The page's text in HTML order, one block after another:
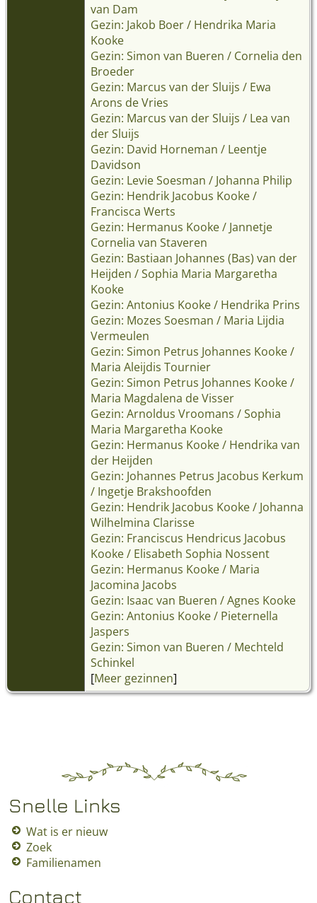
van Dam
Gezin: Jakob Boer / Hendrika Maria
Kooke
Gezin: Simon van Bueren / Cornelia den
Broeder
Gezin: Marcus van der Sluijs / Ewa
Arons de Vries
Gezin: Marcus van der Sluijs / Lea van
der Sluijs
Gezin: David Horneman / Leentje
Davidson
Gezin: Levie Soesman / Johanna Philip
Gezin: Hendrik Jacobus Kooke /
Francisca Werts
Gezin: Hermanus Kooke / Jannetje
Cornelia van Staveren
Gezin: Bastiaan Johannes (Bas) van der
Heijden / Sophia Maria Margaretha
Kooke
Gezin: Antonius Kooke / Hendrika Prins
Gezin: Mozes Soesman / Maria Lijdia
Vermeulen
Gezin: Simon Petrus Johannes Kooke /
Maria Aleijdis Tournier
Gezin: Simon Petrus Johannes Kooke /
Maria Magdalena de Visser
Gezin: Arnoldus Vroomans / Sophia
Maria Margaretha Kooke
Gezin: Hermanus Kooke / Hendrika van
der Heijden
Gezin: Johannes Petrus Jacobus Kerkum
/ Ingetje Brakshoofden
Gezin: Hendrik Jacobus Kooke / Johanna
Wilhelmina Clarisse
Gezin: Franciscus Hendricus Jacobus
Kooke / Elisabeth Sophia Nossent
Gezin: Hermanus Kooke / Maria
Jacomina Jacobs
Gezin: Isaac van Bueren / Agnes Kooke
Gezin: Antonius Kooke / Pieternella
Jaspers
Gezin: Simon van Bueren / Mechteld
Schinkel
[Meer gezinnen]
Snelle Links
Wat is er nieuw
Zoek
Familienamen
Contact